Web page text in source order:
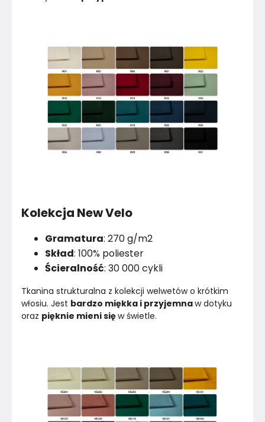
Kolekcja New Velo
Gramatura: 270 g/m2
Skład: 100% poliester
Ścieralność: 30 000 cykli
Tkanina strukturalna z kolekcji welwetów o krótkim
włosiu. Jest bardzo miękka i przyjemna w dotyku
oraz pięknie mieni się w świetle.